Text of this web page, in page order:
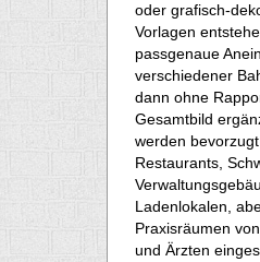
oder grafisch-
Vorlagen
passgenaue
verschiedener
dann ohne
Gesamtbild
werden bevorzugt
Restaurants,
Ladenlokalen,
Praxisräumen
und Ärzten